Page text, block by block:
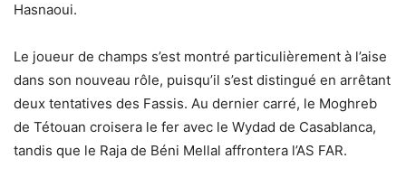
Hasnaoui.
Le joueur de champs s’est montré particulièrement à l’aise
dans son nouveau rôle, puisqu’il s’est distingué en arrêtant
deux tentatives des Fassis. Au dernier carré, le Moghreb
de Tétouan croisera le fer avec le Wydad de Casablanca,
tandis que le Raja de Béni Mellal affrontera l’AS FAR.